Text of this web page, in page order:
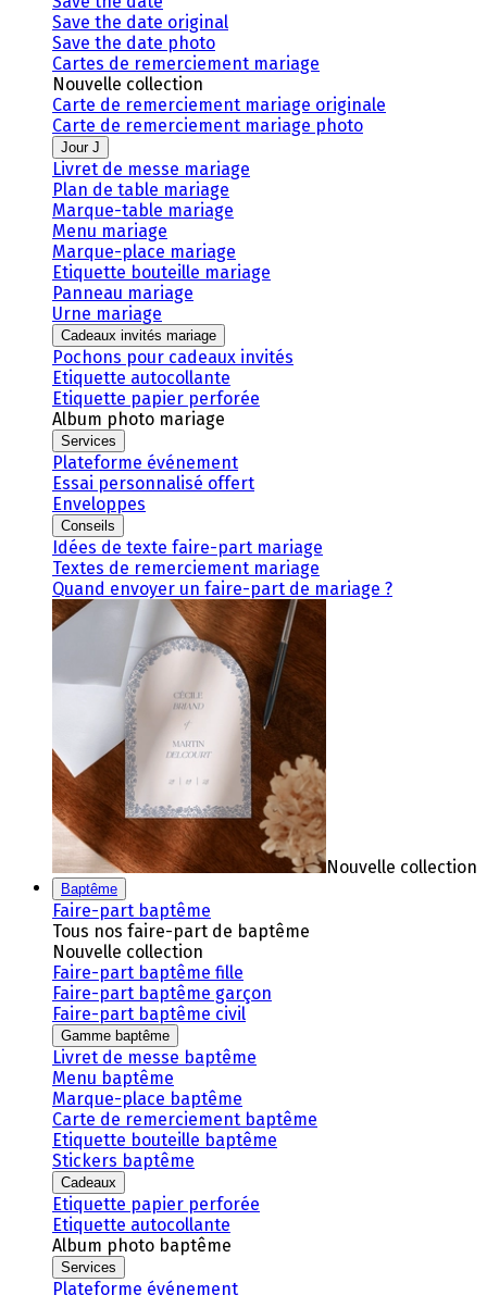
Save the date original
Save the date photo
Cartes de remerciement mariage
Nouvelle collection
Carte de remerciement mariage originale
Carte de remerciement mariage photo
Jour J
Livret de messe mariage
Plan de table mariage
Marque-table mariage
Menu mariage
Marque-place mariage
Etiquette bouteille mariage
Panneau mariage
Urne mariage
Cadeaux invités mariage
Pochons pour cadeaux invités
Etiquette autocollante
Etiquette papier perforée
Album photo mariage
Services
Plateforme événement
Essai personnalisé offert
Enveloppes
Conseils
Idées de texte faire-part mariage
Textes de remerciement mariage
Quand envoyer un faire-part de mariage ?
Nouvelle collection
Baptême
Faire-part baptême
Tous nos faire-part de baptême
Nouvelle collection
Faire-part baptême fille
Faire-part baptême garçon
Faire-part baptême civil
Gamme baptême
Livret de messe baptême
Menu baptême
Marque-place baptême
Carte de remerciement baptême
Etiquette bouteille baptême
Stickers baptême
Cadeaux
Etiquette papier perforée
Etiquette autocollante
Album photo baptême
Services
Plateforme événement